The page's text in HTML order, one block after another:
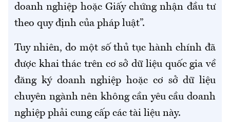
doanh nghiệp hoặc Giấy chứng nhận đầu tư
theo quy định của pháp luật”.
Tuy nhiên, do một số thủ tục hành chính đã
được khai thác trên cơ sở dữ liệu quốc gia về
đăng ký doanh nghiệp hoặc cơ sở dữ liệu
chuyên ngành nên không cần yêu cầu doanh
nghiệp phải cung cấp các tài liệu này.